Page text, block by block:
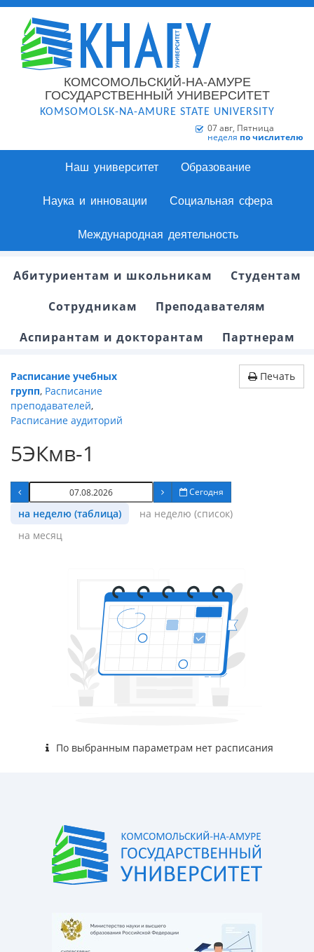
КОМСОМОЛЬСКИЙ-НА-АМУРЕ
ГОСУДАРСТВЕННЫЙ УНИВЕРСИТЕТ
KOMSOMOLSK-NA-AMURE STATE UNIVERSITY
07 авг, Пятница
неделя по числителю
Наш университет Образование
Наука и инновации Социальная сфера
Международная деятельность
Абитуриентам и школьникам
Студентам
Сотрудникам
Преподавателям
Аспирантам и докторантам
Партнерам
Расписание учебных
групп, Расписание
преподавателей,
Расписание аудиторий
Печать
5ЭКмв-1
Сегодня
на неделю (таблица)
на неделю (список)
на месяц
По выбранным параметрам нет расписания